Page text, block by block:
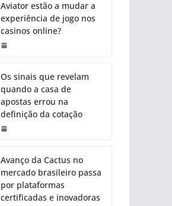
Aviator estão a mudar a
experiência de jogo nos
casinos online?
Os sinais que revelam
quando a casa de
apostas errou na
definição da cotação
Avanço da Cactus no
mercado brasileiro passa
por plataformas
certificadas e inovadoras